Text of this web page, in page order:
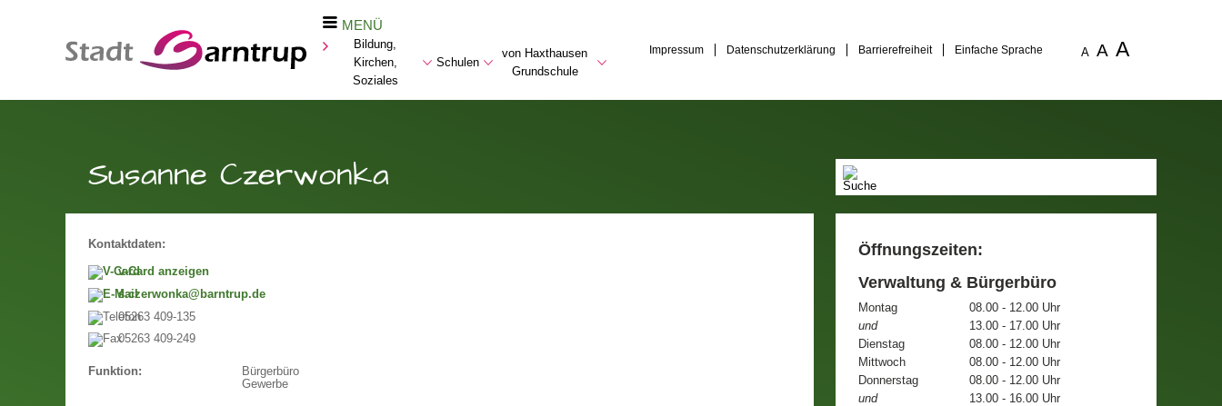
MENÜ
Bildung,
Kirchen,
Soziales
Schulen
von Haxthausen
Grundschule
Impressum Datenschutzerklärung Barrierefreiheit Einfache Sprache A A A
Susanne Czerwonka
Kontaktdaten:
v-Card anzeigen
s.czerwonka@barntrup.de
05263 409-135
05263 409-249
Funktion:
Bürgerbüro
Gewerbe
Öffnungszeiten:
Verwaltung & Bürgerbüro
Montag
08.00 - 12.00 Uhr
und
13.00 - 17.00 Uhr
Dienstag
08.00 - 12.00 Uhr
Mittwoch
08.00 - 12.00 Uhr
Donnerstag
08.00 - 12.00 Uhr
und
13.00 - 16.00 Uhr